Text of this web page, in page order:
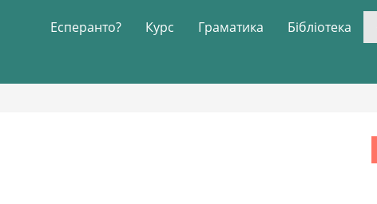
Есперанто? Курс Граматика Бібліотека